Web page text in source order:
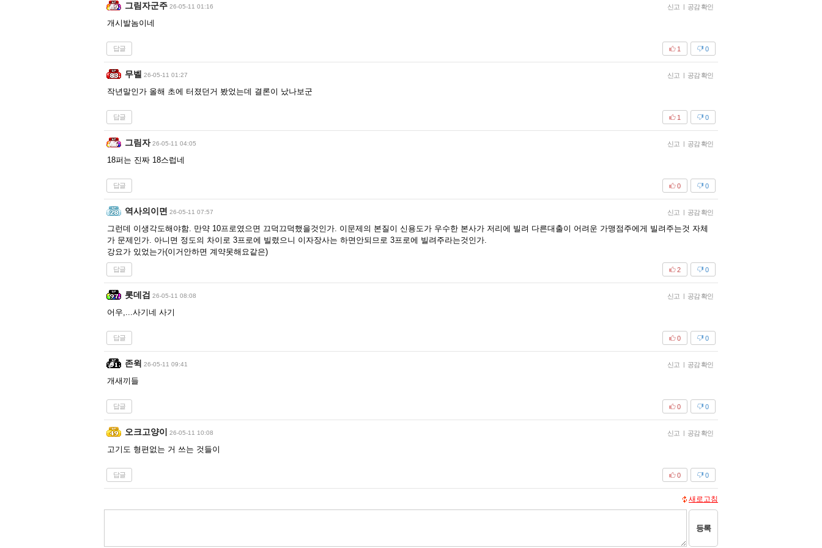
그림자군주 26-05-11 01:16 신고 | 공감 확인
개시발놈이네
답글 0
1
무벨 26-05-11 01:27 신고 | 공감 확인
작년말인가 올해 초에 터졌던거 봤었는데 결론이 났나보군
답글 0
1
그림자 26-05-11 04:05 신고 | 공감 확인
18퍼는 진짜 18스럽네
답글 0
0
역사의이면 26-05-11 07:57 신고 | 공감 확인
그런데 이생각도해야함. 만약 10프로였으면 끄덕끄덕했을것인가. 이문제의 본질이 신용도가 우수한 본사가 저리에 빌려 다른대출이 어려운 가맹점주에게 빌려주는것 자체
가 문제인가. 아니면 정도의 차이로 3프로에 빌렸으니 이자장사는 하면안되므로 3프로에 빌려주라는것인가.
강요가 있었는가(이거안하면 계약못해요같은)
답글 0
2
롯데검 26-05-11 08:08 신고 | 공감 확인
어우,...사기네 사기
답글 0
0
존윅 26-05-11 09:41 신고 | 공감 확인
개새끼들
답글 0
0
오크고양이 26-05-11 10:08 신고 | 공감 확인
고기도 형편없는 거 쓰는 것들이
답글 0
0
새로고침
등록